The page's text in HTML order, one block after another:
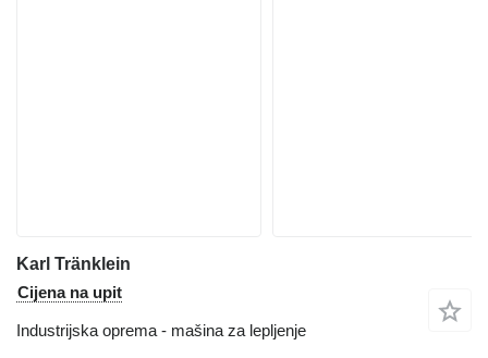
Karl Tränklein
Cijena na upit
Industrijska oprema - mašina za lepljenje